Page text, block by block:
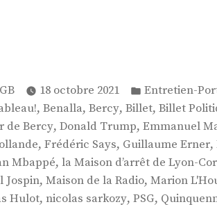
18 octobre 2021
Publié
dans
Entretien-
, Benalla, Bercy, Billet, Billet
de Bercy, Donald Trump, Emmanuel
, Frédéric Says, Guillaume Erner,
Mbappé, la Maison d’arrêt de Lyon-
Jospin, Maison de la Radio, Marion
Hulot, nicolas sarkozy, PSG,